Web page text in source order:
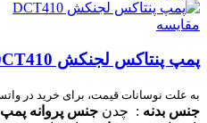
مقایسه
پمپ پنتاکس لجنکش DCT410
به علت نوسانات قیمت، برای خرید در
جنس بدنه : چدن جنس پروانه پمپ